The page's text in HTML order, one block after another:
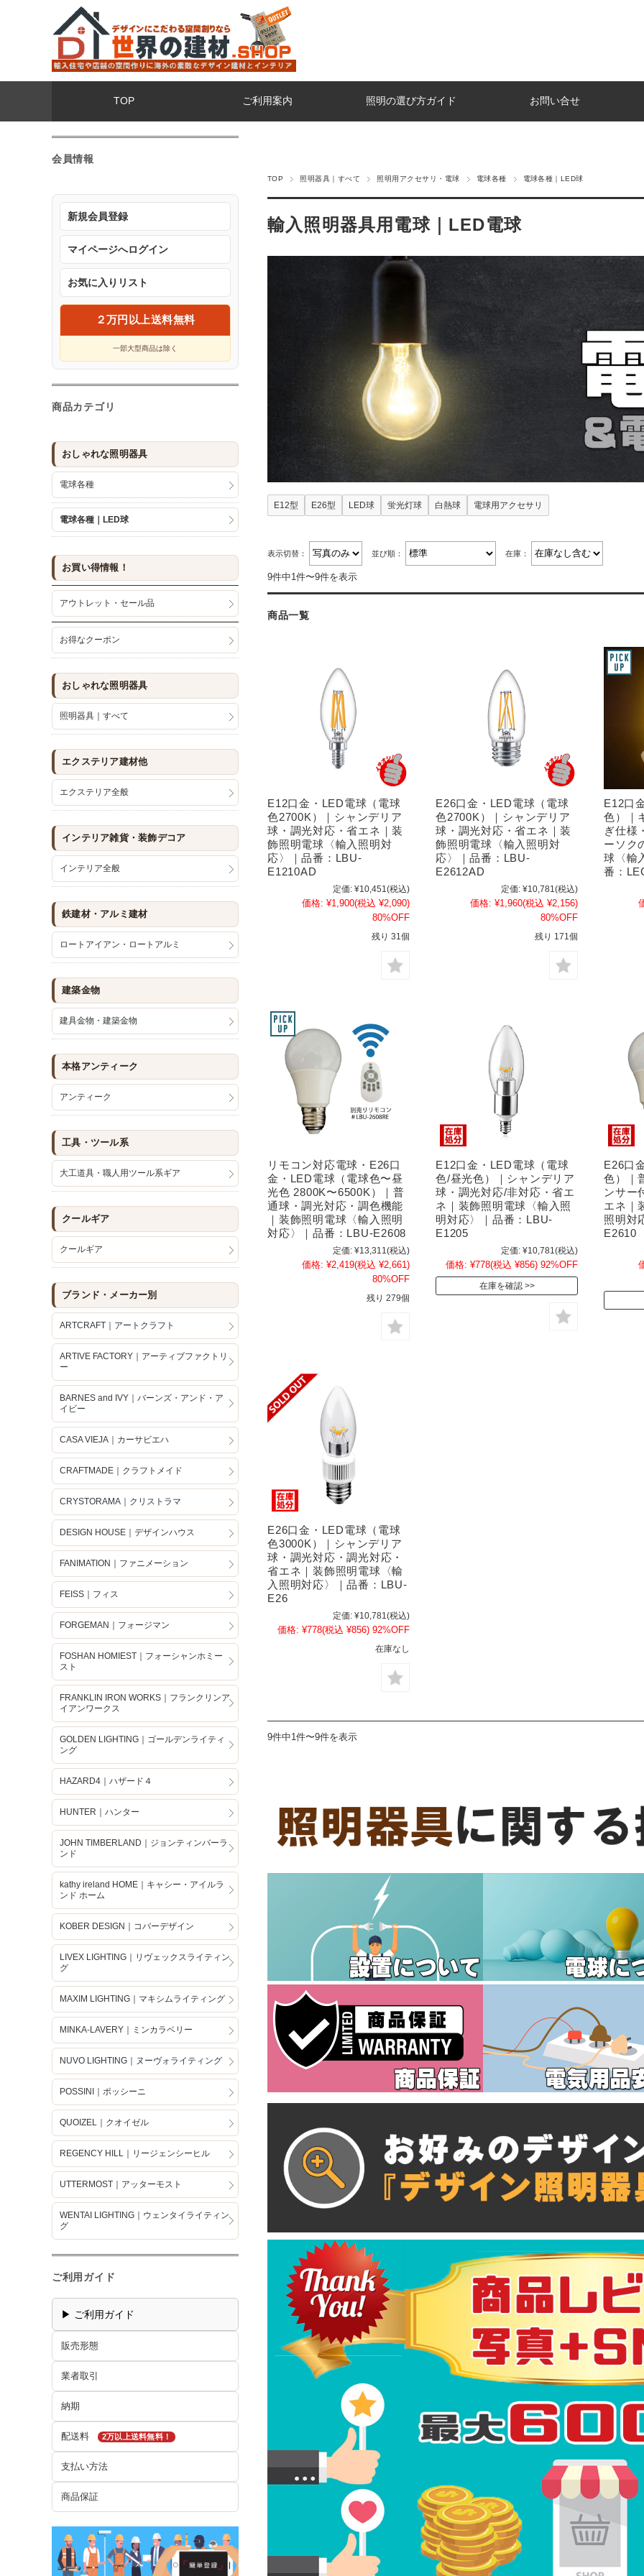
TOP ご利用案内 照明の選び方ガイド お問い合せ
TOP 照明器具｜すべて 照明用アクセサリ・電球 電球各種 電球各種｜LED球
輸入照明器具用電球｜LED電球
E12型 E26型 LED球 蛍光灯球 白熱球 電球用アクセサリ
表示切替： 並び順： 在庫：
9件中1件〜9件を表示
商品一覧
E12口金・LED電球（電球
色2700K）｜シャンデリア
球・調光対応・省エネ｜装
飾照明電球〈輸入照明対
応〉｜品番：LBU-
E1210AD
定価: ¥10,451(税込)
価格: ¥1,900(税込 ¥2,090)
80%OFF
残り 31個
E26口金・LED電球（電球
色2700K）｜シャンデリア
球・調光対応・省エネ｜装
飾照明電球〈輸入照明対
応〉｜品番：LBU-
E2612AD
定価: ¥10,781(税込)
価格: ¥1,960(税込 ¥2,156)
80%OFF
残り 171個
E12口
色）｜
ぎ仕様
ーソク
球〈輸
番：
リモコン対応電球・E26口
金・LED電球（電球色〜昼
光色 2800K〜6500K）｜普
通球・調光対応・調色機能
｜装飾照明電球〈輸入照明
対応〉｜品番：LBU-E2608
定価: ¥13,311 (税込)
価格: ¥2,419(税込 ¥2,661)
80%OFF
残り 279個
E12口金・LED電球（電球
色/昼光色）｜シャンデリア
球・調光対応/非対応・省エ
ネ｜装飾照明電球〈輸入照
明対応〉｜品番：LBU-
E1205
定価: ¥10,781 (税込)
価格: ¥778(税込 ¥856) 92%OFF
在庫を確認
E26口
色）｜
ンサー
エネ｜
照明対
E2610
E26口金・LED電球（電球
色3000K）｜シャンデリア
球・調光対応・調光対応・
省エネ｜装飾照明電球〈輸
入照明対応〉｜品番：LBU-
E26
定価: ¥10,781(税込)
価格: ¥778(税込 ¥856) 92%OFF
在庫なし
9件中1件〜9件を表示
会員情報
新規会員登録
マイページへログイン
お気に入りリスト
２万円以上送料無料
一部大型商品は除く
商品カテゴリ
おしゃれな照明器具
電球各種
電球各種｜LED球
お買い得情報！
アウトレット・セール品
お得なクーポン
おしゃれな照明器具
照明器具｜すべて
エクステリア建材他
エクステリア全般
インテリア雑貨・装飾デコア
インテリア全般
鉄建材・アルミ建材
ロートアイアン・ロートアルミ
建築金物
建具金物・建築金物
本格アンティーク
アンティーク
工具・ツール系
大工道具・職人用ツール系ギア
クールギア
クールギア
ブランド・メーカー別
ARTCRAFT｜アートクラフト
ARTIVE FACTORY｜アーティブファクトリ
ー
BARNES and IVY｜バーンズ・アンド・ア
イビー
CASA VIEJA｜カーサビエハ
CRAFTMADE｜クラフトメイド
CRYSTORAMA｜クリストラマ
DESIGN HOUSE｜デザインハウス
FANIMATION｜ファニメーション
FEISS｜フィス
FORGEMAN｜フォージマン
FOSHAN HOMIEST｜フォーシャンホミー
スト
FRANKLIN IRON WORKS｜フランクリンア
イアンワークス
GOLDEN LIGHTING｜ゴールデンライティ
ング
HAZARD4｜ハザード４
HUNTER｜ハンター
JOHN TIMBERLAND｜ジョンティンバーラ
ンド
kathy ireland HOME｜キャシー・アイルラ
ンド ホーム
KOBER DESIGN｜コバーデザイン
LIVEX LIGHTING｜リヴェックスライティン
グ
MAXIM LIGHTING｜マキシムライティング
MINKA-LAVERY｜ミンカラベリー
NUVO LIGHTING｜ヌーヴォライティング
POSSINI｜ポッシーニ
QUOIZEL｜クオイゼル
REGENCY HILL｜リージェンシーヒル
UTTERMOST｜アッターモスト
WENTAI LIGHTING｜ウェンタイライティン
グ
ご利用ガイド
▶ ご利用ガイド
販売形態
業者取引
納期
配送料 2万以上送料無料！
支払い方法
商品保証